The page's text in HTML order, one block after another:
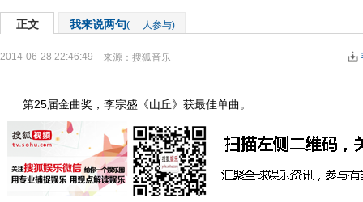
正文 我来说两句( 人参与)
2014-06-28 22:46:49 来源： 搜狐音乐
第25届金曲奖，李宗盛《山丘》获最佳单曲。